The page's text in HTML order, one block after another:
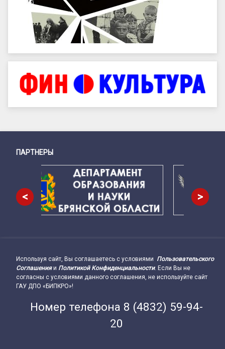
Снизу
ПАРТНЕРЫ
< >
Подвал сайта → влево
Используя сайт, Вы соглашаетесь с условиями Пользовательского
Соглашенияи Политикой Конфиденциальности. Если Вы не
согласны с условиями данного соглашения, не используйте сайт
ГАУ ДПО «БИПКРО»!
Номер телефона 8 (4832) 59-94-
20